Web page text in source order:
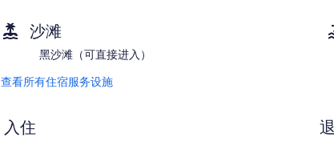
沙滩
黑沙滩（可直接进入）
查看所有住宿服务设施
入住